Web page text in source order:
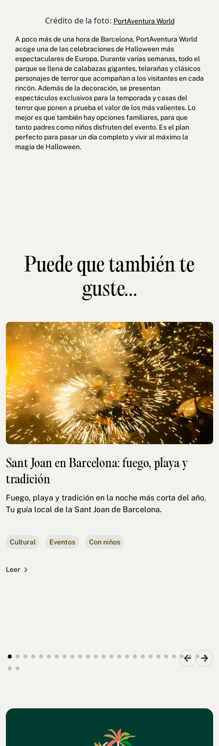
Crédito de la foto: PortAventura World
A poco más de una hora de Barcelona, PortAventura World
acoge una de las celebraciones de Halloween más
espectaculares de Europa. Durante varias semanas, todo el
parque se llena de calabazas gigantes, telarañas y clásicos
personajes de terror que acompañan a los visitantes en cada
rincón. Además de la decoración, se presentan
espectáculos exclusivos para la temporada y casas del
terror que ponen a prueba el valor de los más valientes. Lo
mejor es que también hay opciones familiares, para que
tanto padres como niños disfruten del evento. Es el plan
perfecto para pasar un día completo y vivir al máximo la
magia de Halloween.
Puede que también te
guste...
Sant Joan en Barcelona: fuego, playa y
tradición
Fuego, playa y tradición en la noche más corta del año.
Tu guía local de la Sant Joan de Barcelona.
Cultural Eventos Con niños
Leer